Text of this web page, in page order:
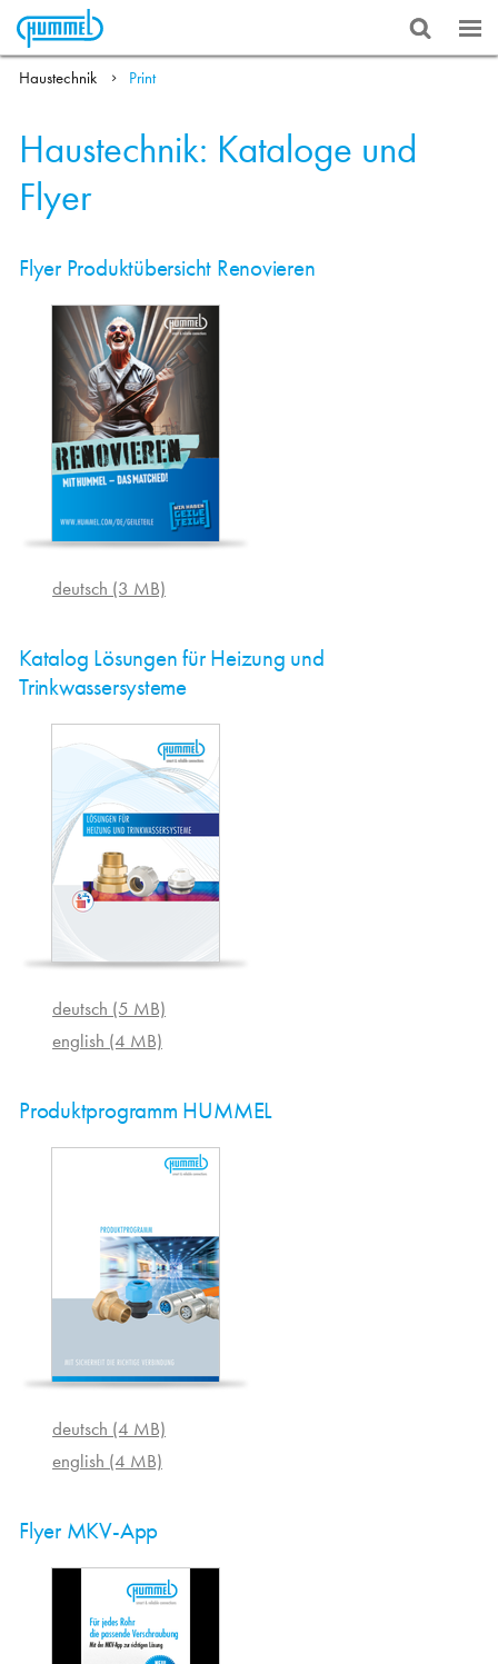
Haustechnik Print
Haustechnik: Kataloge und
Flyer
Flyer Produktübersicht Renovieren
deutsch (3 MB)
Katalog Lösungen für Heizung und
Trinkwassersysteme
deutsch (5 MB)
english (4 MB)
Produktprogramm HUMMEL
deutsch (4 MB)
english (4 MB)
Flyer MKV-App